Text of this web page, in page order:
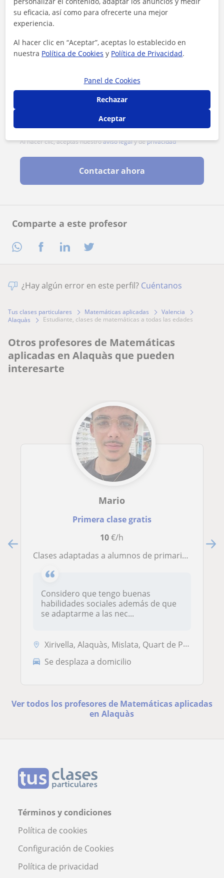
Comparte a este profesor
Al hacer clic, aceptas nuestroaviso legaly deprivacidad
Contactar ahora
¿Hay algún error en este perfil? Cuéntanos
Tus clases particulares Matemáticas aplicadas
Valencia
Alaquàs
estudiante, clases de matemáticas a todas las edades
Otros profesores de Matemáticas
aplicadas en Alaquàs que pueden
interesarte
Mario
Primera clase gratis
10€/h
Clases adaptadas a alumnos de primaria y primeros cursos de la ESO
Considero que tengo buenas
habilidades sociales además de que
se adaptarme a las nec...
Xirivella, Alaquàs, Mislata, Quart de Poblet, Torrent (Valencia), Vale...
Se desplaza a domicilio
Ver todos los profesores de Matemáticas aplicadas
en Alaquàs
Términos y condiciones
Política de cookies
Configuración de Cookies
Política de privacidad
su eficacia, así como para ofrecerte una mejor
experiencia.
Al hacer clic en “Aceptar”, aceptas lo establecido en
nuestra Política de Cookies y Política de Privacidad.
Panel de Cookies
Rechazar
Aceptar